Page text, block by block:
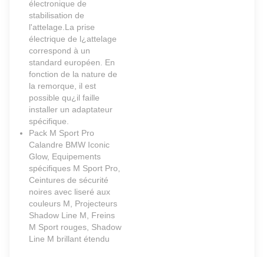
électronique de
stabilisation de
l'attelage.La prise
électrique de l¿attelage
correspond à un
standard européen. En
fonction de la nature de
la remorque, il est
possible qu¿il faille
installer un adaptateur
spécifique.
Pack M Sport Pro
Calandre BMW Iconic
Glow, Equipements
spécifiques M Sport Pro,
Ceintures de sécurité
noires avec liseré aux
couleurs M, Projecteurs
Shadow Line M, Freins
M Sport rouges, Shadow
Line M brillant étendu